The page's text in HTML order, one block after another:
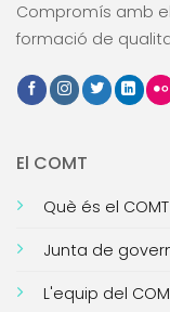
Compromís amb
formació de
El COMT
Què és el COMT
Junta de
L'equip del